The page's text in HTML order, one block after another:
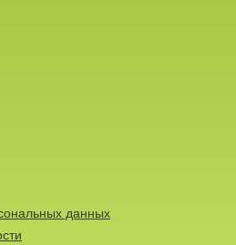
данных